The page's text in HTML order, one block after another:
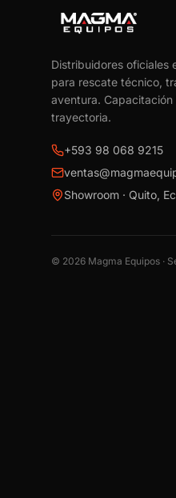
Distribuidores oficiales
para rescate técnico,
aventura.
trayectoria.
+593 98 068 9215
Showroom · Quito,
© 2026 Magma Equipos ·